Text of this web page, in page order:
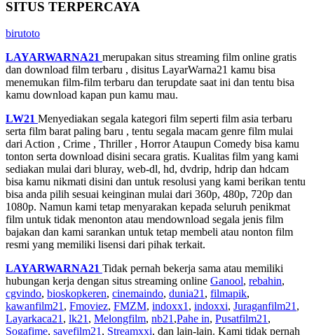
SITUS TERPERCAYA
birutoto
LAYARWARNA21 merupakan situs streaming film online gratis
dan download film terbaru , disitus LayarWarna21 kamu bisa
menemukan film-film terbaru dan terupdate saat ini dan tentu bisa
kamu download kapan pun kamu mau.
LW21 Menyediakan segala kategori film seperti film asia terbaru
serta film barat paling baru , tentu segala macam genre film mulai
dari Action , Crime , Thriller , Horror Ataupun Comedy bisa kamu
tonton serta download disini secara gratis. Kualitas film yang kami
sediakan mulai dari bluray, web-dl, hd, dvdrip, hdrip dan hdcam
bisa kamu nikmati disini dan untuk resolusi yang kami berikan tentu
bisa anda pilih sesuai keinginan mulai dari 360p, 480p, 720p dan
1080p. Namun kami tetap menyarakan kepada seluruh penikmat
film untuk tidak menonton atau mendownload segala jenis film
bajakan dan kami sarankan untuk tetap membeli atau nonton film
resmi yang memiliki lisensi dari pihak terkait.
LAYARWARNA21 Tidak pernah bekerja sama atau memiliki
hubungan kerja dengan situs streaming online Ganool, rebahin,
cgvindo, bioskopkeren, cinemaindo, dunia21 , filmapik,
kawanfilm21 , Fmoviez, FMZM, indoxx1 , indoxxi, Juraganfilm21 ,
Layarkaca21 , lk21 , Melongfilm, nb21 ,Pahe in, Pusatfilm21 ,
Sogafime, savefilm21 , Streamxxi, dan lain-lain. Kami tidak pernah